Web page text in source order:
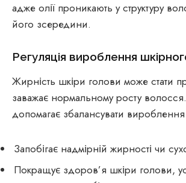
адже олії проникають у структуру
його зсередини.
Регуляція вироблення
Жирність шкіри голови може стати
заважає нормальному росту
допомагає збалансувати
Запобігає надмірній жирності чи
Покращує здоров’я шкіри голови,